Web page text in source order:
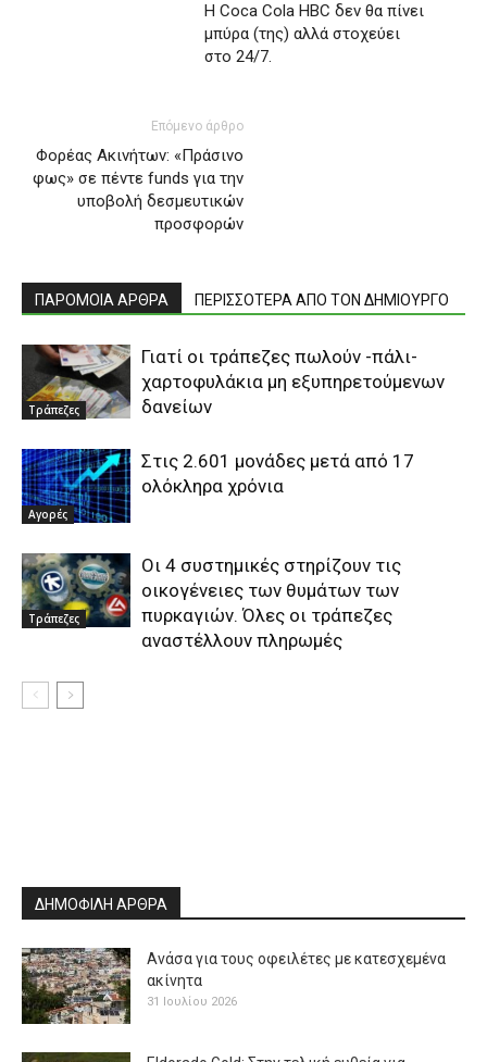
H Coca Cola HBC δεν θα πίνει
μπύρα (της) αλλά στοχεύει
στο 24/7.
Επόμενο άρθρο
Φορέας Ακινήτων: «Πράσινο
φως» σε πέντε funds για την
υποβολή δεσμευτικών
προσφορών
ΠΑΡΟΜΟΙΑ ΑΡΘΡΑ ΠΕΡΙΣΣΟΤΕΡΑ ΑΠΟ ΤΟΝ ΔΗΜΙΟΥΡΓΟ
Τράπεζες
Γιατί οι τράπεζες πωλούν -πάλι-
χαρτοφυλάκια μη εξυπηρετούμενων
δανείων
Αγορές
Στις 2.601 μονάδες μετά από 17
ολόκληρα χρόνια
Τράπεζες
Οι 4 συστημικές στηρίζουν τις
οικογένειες των θυμάτων των
πυρκαγιών. Όλες οι τράπεζες
αναστέλλουν πληρωμές
ΔΗΜΟΦΙΛΗ ΑΡΘΡΑ
Ανάσα για τους οφειλέτες με κατεσχεμένα
ακίνητα
31 Ιουλίου 2026